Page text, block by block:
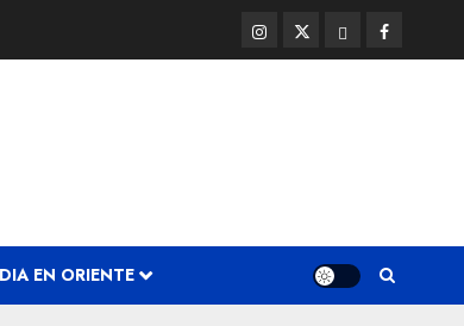
Instagram
@EnOriente
Twitter
(X)
ThreadsFacebook
EN ORIENTE